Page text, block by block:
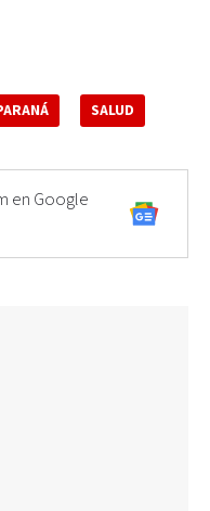
SALUD
en Google